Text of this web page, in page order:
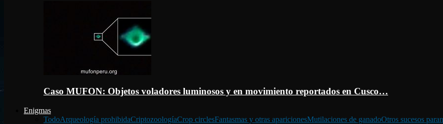
Caso MUFON: Objetos voladores luminosos y en movimiento reportados en Cusco…
Enigmas
TodoArqueología prohibidaCriptozoologíaCrop circlesFantasmas y otras aparicionesMutilaciones de ganadoOtros sucesos